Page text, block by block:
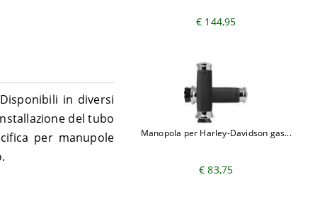
in diversi
del tubo
per manupole
€ 144,95
Manopola per Harley-Davidson gas...
€ 83,75